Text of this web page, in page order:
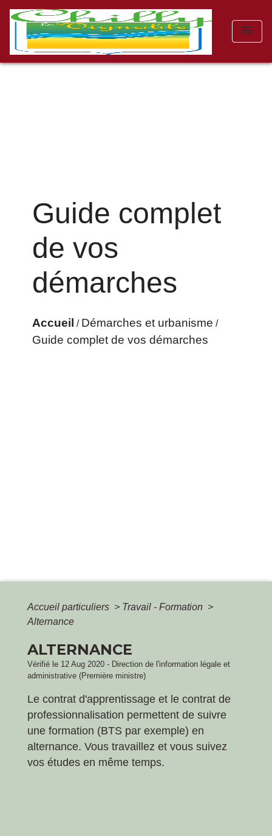
menu
Guide complet
de vos
démarches
Accueil / Démarches et urbanisme /
Guide complet de vos démarches
Accueil particuliers > Travail - Formation >
Alternance
ALTERNANCE
Vérifié le 12 Aug 2020 - Direction de l'information légale et
administrative (Première ministre)
Le contrat d'apprentissage et le contrat de
professionnalisation permettent de suivre
une formation (BTS par exemple) en
alternance. Vous travaillez et vous suivez
vos études en même temps.